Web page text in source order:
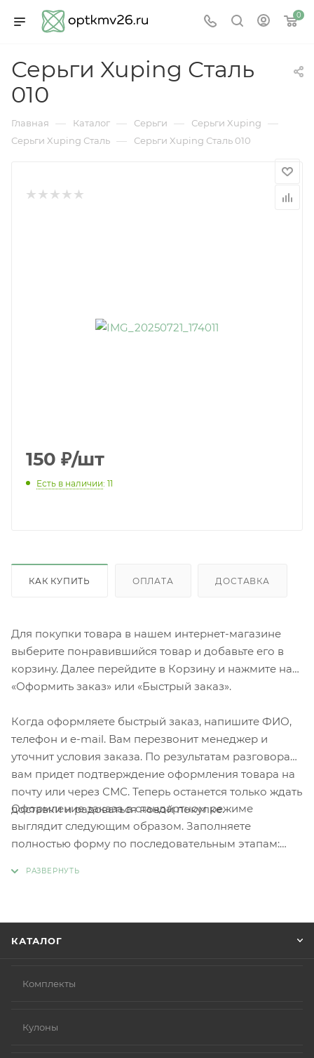
0
Серьги Xuping Сталь
010
Главная — Каталог — Серьги — Серьги Xuping —
Серьги Xuping Сталь — Серьги Xuping Сталь 010
150 ₽/шт
Есть в наличии: 11
КАК КУПИТЬ ОПЛАТА ДОСТАВКА
Для покупки товара в нашем интернет-магазине
выберите понравившийся товар и добавьте его в
корзину. Далее перейдите в Корзину и нажмите на
«Оформить заказ» или «Быстрый заказ».
Когда оформляете быстрый заказ, напишите ФИО,
телефон и e-mail. Вам перезвонит менеджер и
уточнит условия заказа. По результатам разговора
вам придет подтверждение оформления товара на
почту или через СМС. Теперь останется только ждать
доставки и радоваться новой покупке.
Оформление заказа в стандартном режиме
выглядит следующим образом. Заполняете
полностью форму по последовательным этапам:
КАТАЛОГ
Комплекты
Кулоны